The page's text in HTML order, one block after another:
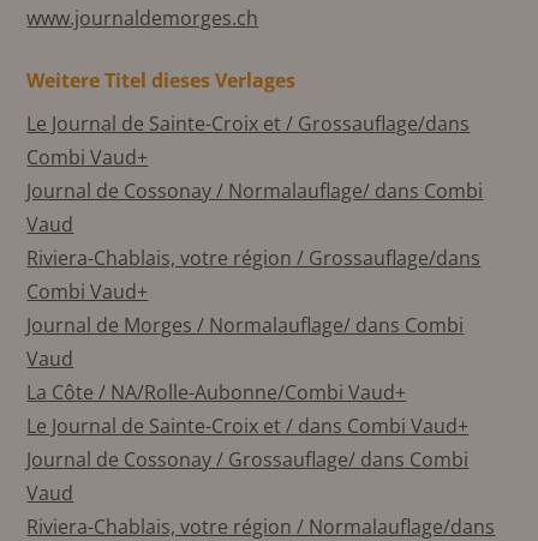
www.journaldemorges.ch
Weitere Titel dieses Verlages
Le Journal de Sainte-Croix et / Grossauflage/dans
Combi Vaud+
Journal de Cossonay / Normalauflage/ dans Combi
Vaud
Riviera-Chablais, votre région / Grossauflage/dans
Combi Vaud+
Journal de Morges / Normalauflage/ dans Combi
Vaud
La Côte / NA/Rolle-Aubonne/Combi Vaud+
Le Journal de Sainte-Croix et / dans Combi Vaud+
Journal de Cossonay / Grossauflage/ dans Combi
Vaud
Riviera-Chablais, votre région / Normalauflage/dans